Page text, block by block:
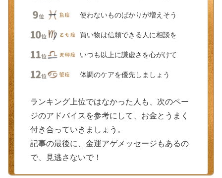
使わないものばかりが増えそう
買い物は信頼できる人に相談を
いつも以上に謙虚さを心がけて
体調のケアを優先しましょう
ランキング上位ではなかった人も、次のペー
ジのアドバイスを参考にして、お金とうまく
付き合っていきましょう。
記事の最後に、金運アゲメッセージもあるの
で、見逃さないで！